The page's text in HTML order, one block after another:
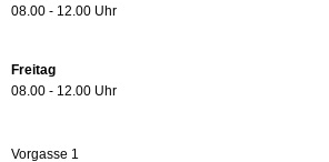
08.00 - 12.00 Uhr
Freitag
08.00 - 12.00 Uhr
Vorgasse 1